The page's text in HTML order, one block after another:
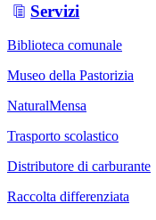
Servizi
Biblioteca comunale
Museo della Pastorizia
NaturalMensa
Trasporto scolastico
Distributore di carburante
Raccolta differenziata